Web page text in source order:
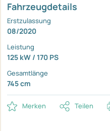
Fahrzeugdetails
Erstzulassung
08/2020
Leistung
125 kW / 170 PS
Gesamtlänge
745 cm
Merken Teilen